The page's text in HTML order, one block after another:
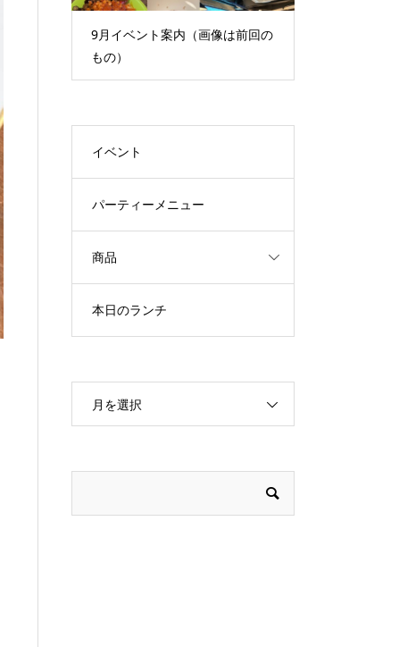
9月イベント案内（画像は前回の
もの）
イベント
パーティーメニュー
商品
本日のランチ
月を選択